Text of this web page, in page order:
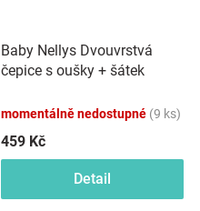
Baby Nellys Dvouvrstvá
čepice s oušky + šátek
momentálně nedostupné (9 ks)
459 Kč
Detail